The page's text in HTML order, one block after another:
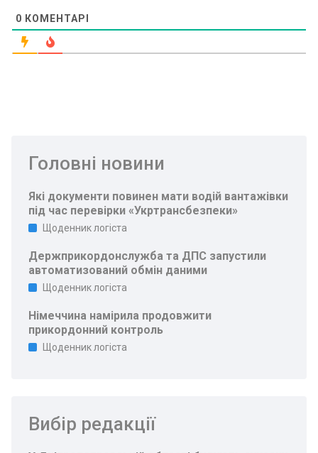
0 КОМЕНТАРІ
Головні новини
Які документи повинен мати водій вантажівки
під час перевірки «Укртрансбезпеки»
Щоденник логіста
Держприкордонслужба та ДПС запустили
автоматизований обмін даними
Щоденник логіста
Німеччина намірила продовжити
прикордонний контроль
Щоденник логіста
Вибір редакції